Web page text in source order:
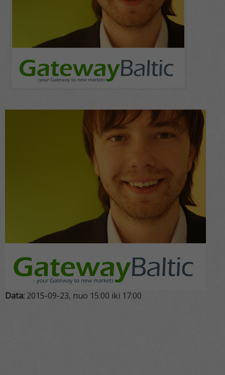
Data: 2015-09-23, nuo 15:00 iki 17:00